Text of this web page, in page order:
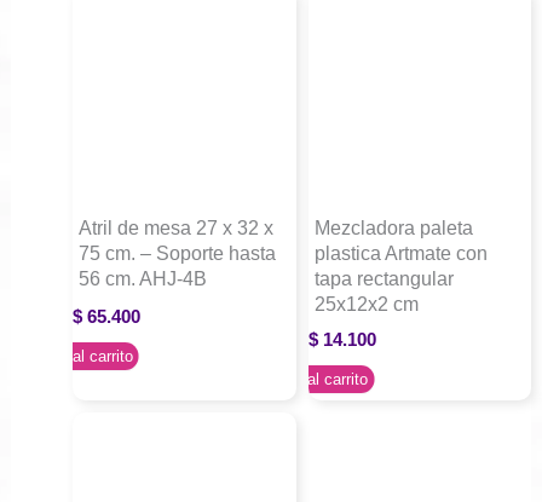
Atril de mesa 27 x 32 x
75 cm. – Soporte hasta
56 cm. AHJ-4B
$ 65.400
Agregar al carrito
Mezcladora paleta
plastica Artmate con
tapa rectangular
25x12x2 cm
$14.100
Agregar al carrito